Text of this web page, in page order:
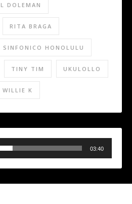
DOLEMAN
RITA BRAGA
SINFONICO HONOLULU
TINY TIM UKULOLLO
WILLIE K
03:40